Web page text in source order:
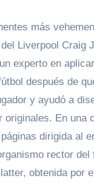
más
Liverpool Craig
experto en
después de
y ayudó a
originales. En una
dirigida al
rector del
obtenida por